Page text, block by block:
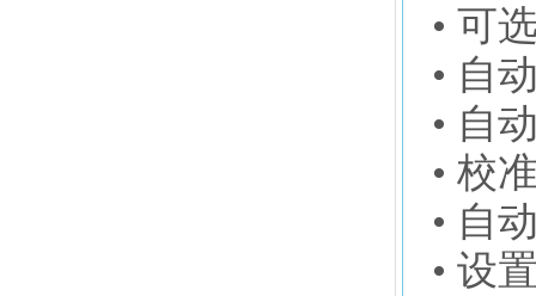
• 可
• 自
• 自
• 校
• 自
• 设